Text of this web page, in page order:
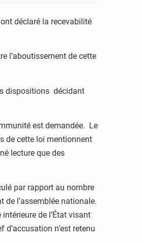
déclaré la recevabilité
l’aboutissement de cette
dispositions décidant
est demandée. Le
de cette loi mentionnent
lecture que des
par rapport au nombre
de l’assemblée nationale.
de l’État visant
n’est retenu